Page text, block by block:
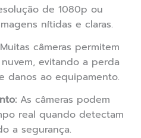
de 1080p ou
nítidas e claras.
Muitas câmeras permitem
evitando a perda
danos ao equipamento.
As câmeras podem
real quando detectam
a segurança.